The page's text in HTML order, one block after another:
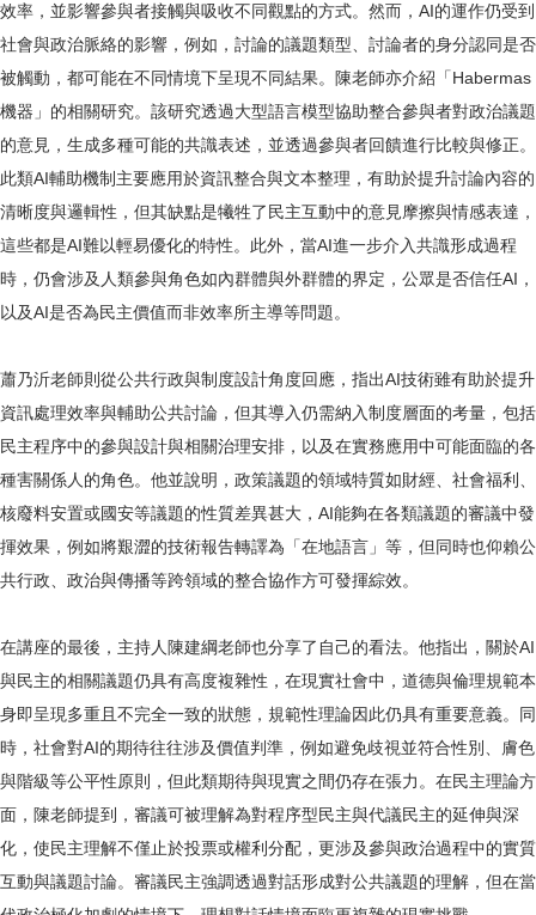
效率，並影響參與者接觸與吸收不同觀點的方式。然而，AI的運作仍受到
社會與政治脈絡的影響，例如，討論的議題類型、討論者的身分認同是否
被觸動，都可能在不同情境下呈現不同結果。陳老師亦介紹「Habermas
機器」的相關研究。該研究透過大型語言模型協助整合參與者對政治議題
的意見，生成多種可能的共識表述，並透過參與者回饋進行比較與修正。
此類AI輔助機制主要應用於資訊整合與文本整理，有助於提升討論內容的
清晰度與邏輯性，但其缺點是犧牲了民主互動中的意見摩擦與情感表達，
這些都是AI難以輕易優化的特性。此外，當AI進一步介入共識形成過程
時，仍會涉及人類參與角色如內群體與外群體的界定，公眾是否信任AI，
以及AI是否為民主價值而非效率所主導等問題。
蕭乃沂老師則從公共行政與制度設計角度回應，指出AI技術雖有助於提升
資訊處理效率與輔助公共討論，但其導入仍需納入制度層面的考量，包括
民主程序中的參與設計與相關治理安排，以及在實務應用中可能面臨的各
種害關係人的角色。他並說明，政策議題的領域特質如財經、社會福利、
核廢料安置或國安等議題的性質差異甚大，AI能夠在各類議題的審議中發
揮效果，例如將艱澀的技術報告轉譯為「在地語言」等，但同時也仰賴公
共行政、政治與傳播等跨領域的整合協作方可發揮綜效。
在講座的最後，主持人陳建綱老師也分享了自己的看法。他指出，關於AI
與民主的相關議題仍具有高度複雜性，在現實社會中，道德與倫理規範本
身即呈現多重且不完全一致的狀態，規範性理論因此仍具有重要意義。同
時，社會對AI的期待往往涉及價值判準，例如避免歧視並符合性別、膚色
與階級等公平性原則，但此類期待與現實之間仍存在張力。在民主理論方
面，陳老師提到，審議可被理解為對程序型民主與代議民主的延伸與深
化，使民主理解不僅止於投票或權利分配，更涉及參與政治過程中的實質
互動與議題討論。審議民主強調透過對話形成對公共議題的理解，但在當